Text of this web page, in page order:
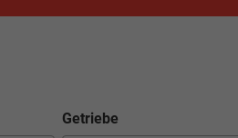
Getriebe